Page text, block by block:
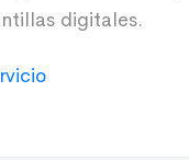
digitales.